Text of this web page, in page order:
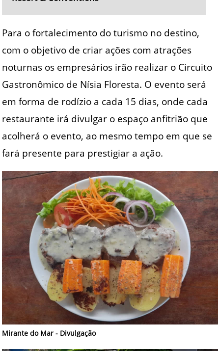
Para o fortalecimento do turismo no destino,
com o objetivo de criar ações com atrações
noturnas os empresários irão realizar o Circuito
Gastronômico de Nísia Floresta. O evento será
em forma de rodízio a cada 15 dias, onde cada
restaurante irá divulgar o espaço anfitrião que
acolherá o evento, ao mesmo tempo em que se
fará presente para prestigiar a ação.
Mirante do Mar - Divulgação